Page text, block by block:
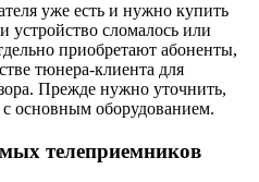
уже есть и нужно купить
устройство сломалось или
приобретают абоненты,
тюнера-клиента для
Прежде нужно уточнить,
основным оборудованием.
телеприемников